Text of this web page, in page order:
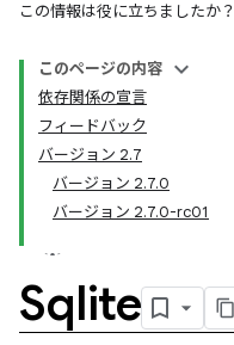
この情報は役に立ちましたか？
このページの内容
依存関係の宣言
フィードバック
バージョン 2.7
バージョン 2.7.0
バージョン 2.7.0-rc01
Sqlite